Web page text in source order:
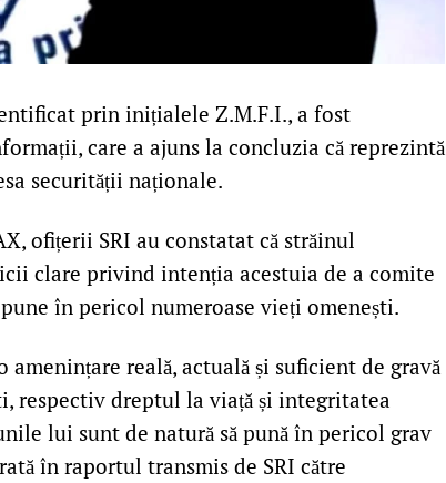
prin inițialele Z.M.F.I., a fost
care a ajuns la concluzia că reprezintă
securității naționale.
ofițerii SRI au constatat că străinul
clare privind intenția acestuia de a comite
în pericol numeroase vieți omenești.
amenințare reală, actuală și suficient de gravă
respectiv dreptul la viață și integritatea
lui sunt de natură să pună în pericol grav
în raportul transmis de SRI către